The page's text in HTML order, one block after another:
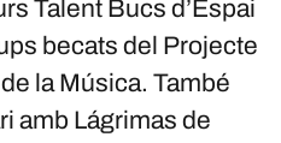
Talent Bucs d’Espai
becats del Projecte
la Música. També
amb Lágrimas de